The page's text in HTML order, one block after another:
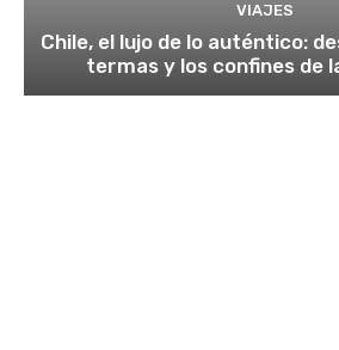
VIAJES
Chile, el lujo de lo auténtico:
termas y los confines de